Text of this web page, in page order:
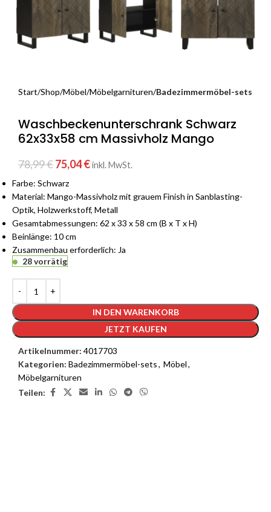
Start Shop Möbel Möbelgarnituren Badezimmermöbel-sets
Waschbeckenunterschrank Schwarz
62x33x58 cm Massivholz Mango
78,99€75,04€inkl. MwSt.
Farbe: Schwarz
Material: Mango-Massivholz mit grauem Finish in Sanblasting-
Optik, Holzwerkstoff, Metall
Gesamtabmessungen: 62 x 33 x 58 cm (B x T x H)
Beinlänge: 10 cm
Zusammenbau erforderlich: Ja
28 vorrätig
IN DEN WARENKORB
JETZT KAUFEN
Artikelnummer: 4017703
Kategorien: Badezimmermöbel-sets, Möbel,
Möbelgarnituren
Teilen: